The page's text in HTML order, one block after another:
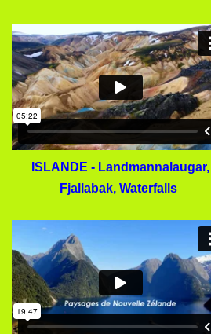
ISLANDE - Landmannalaugar,
Fjallabak, Waterfalls